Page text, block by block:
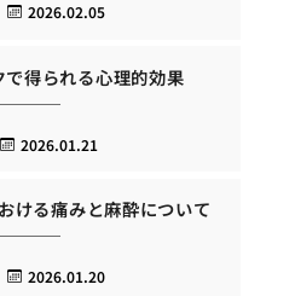
2026.02.05
得られる心理的効果
2026.01.21
ける痛みと麻酔について
2026.01.20